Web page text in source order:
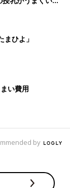
トラブル 解決テ
ひよ」
い費用
by